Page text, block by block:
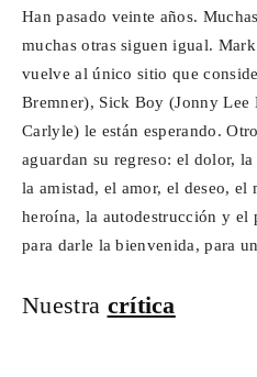
Han pasado veinte años.
muchas otras siguen igual.
vuelve al único sitio que
Bremner), Sick Boy (Jonny
Carlyle) le están esperando.
aguardan su regreso: el dolor,
la amistad, el amor, el deseo,
heroína, la autodestrucción y el
para darle la bienvenida, para
Nuestra crítica